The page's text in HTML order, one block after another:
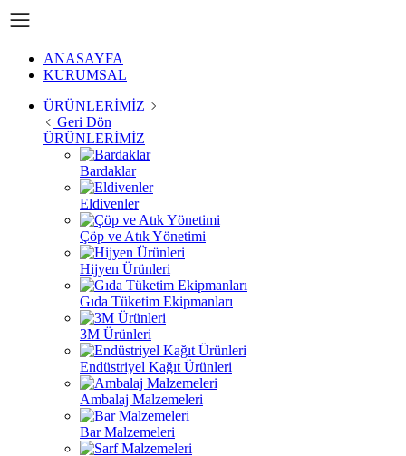
ANASAYFA
KURUMSAL
ÜRÜNLERİMİZ
Geri Dön
ÜRÜNLERİMİZ
Bardaklar
Eldivenler
Çöp ve Atık Yönetimi
Hijyen Ürünleri
Gıda Tüketim Ekipmanları
3M Ürünleri
Endüstriyel Kağıt Ürünleri
Ambalaj Malzemeleri
Bar Malzemeleri